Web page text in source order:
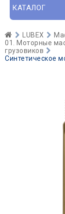
КАТАЛОГ
LUBEX
01. Моторные
грузовиков
Синтетическое